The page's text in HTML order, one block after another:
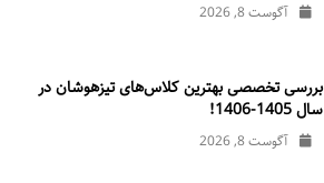
آگوست 8, 2026
بررسی تخصصی بهترین کلاس‌های تیزهوشان در
سال 1405-1406!
آگوست 8, 2026